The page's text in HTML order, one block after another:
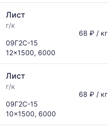
за
последний
Статистика
рассчитывается
по
актуальным
предложениям
обновляется
по
мере
ГОСТ,
размеров
по
запросу
Лист
г/к
09Г2С-15
12x1500, 6000
68 ₽ / кг
Лист
г/к
09Г2С-15
10x1500, 6000
68 ₽ / кг